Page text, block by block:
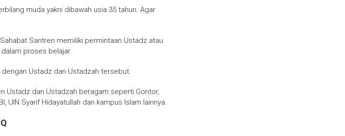
muda yakni dibawah usia 35 tahun. Agar
Santren memiliki permintaan Ustadz atau
proses belajar.
dengan Ustadz dan Ustadzah tersebut.
Ustadz dan Ustadzah beragam seperti Gontor,
UIN Syarif Hidayatullah dan kampus Islam lainnya.